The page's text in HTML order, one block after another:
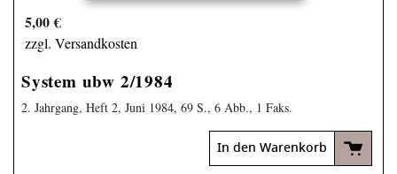
5,00 €
zzgl. Versandkosten
System ubw 2/1984
2. Jahrgang, Heft 2, Juni 1984, 69 S., 6 Abb., 1 Faks.
In den Warenkorb